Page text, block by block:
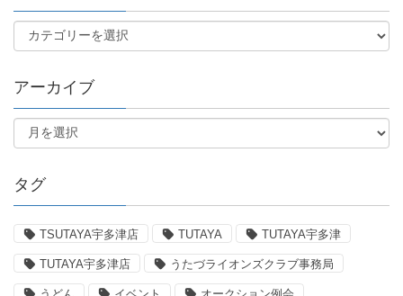
アーカイブ
タグ
TSUTAYA宇多津店 TUTAYA TUTAYA宇多津
TUTAYA宇多津店 うたづライオンズクラブ事務局